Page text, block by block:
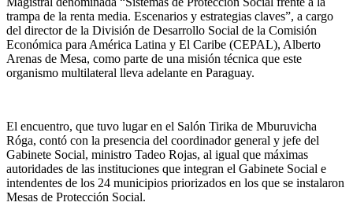
trampa de la renta media. Escenarios y estrategias claves”, a cargo
del director de la División de Desarrollo Social de la Comisión
Económica para América Latina y El Caribe (CEPAL), Alberto
Arenas de Mesa, como parte de una misión técnica que este
organismo multilateral lleva adelante en Paraguay.
El encuentro, que tuvo lugar en el Salón Tirika de Mburuvicha
Róga, contó con la presencia del coordinador general y jefe del
Gabinete Social, ministro Tadeo Rojas, al igual que máximas
autoridades de las instituciones que integran el Gabinete Social e
intendentes de los 24 municipios priorizados en los que se instalaron
Mesas de Protección Social.